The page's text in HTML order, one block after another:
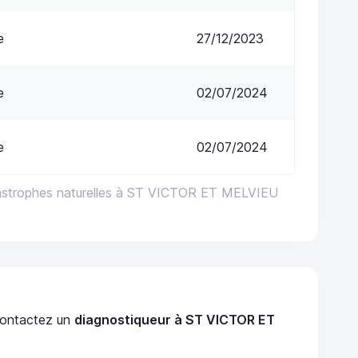
naturelles à ST VICTOR ET MELVIEU
27/12/2023
02/07/2024
02/07/2024
un diagnostiqueur à ST VICTOR ET